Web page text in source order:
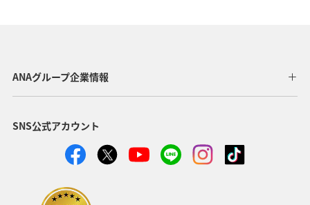
メキシコ オーストラリア 台湾 ミュンヘン
トルコ 韓国
オセアニア 秋 クリスマス 冬
ANAグループ企業情報
SNS公式アカウント